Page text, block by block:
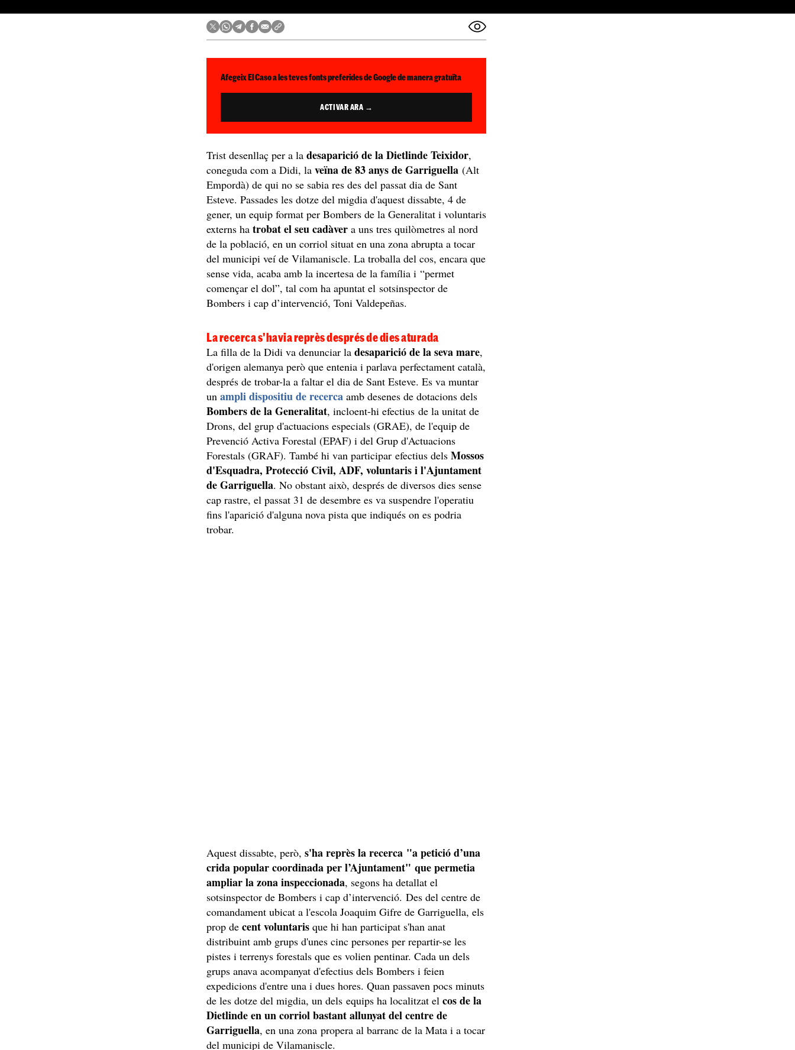
Afegeix El Caso a les teves fonts preferides de Google de manera gratuïta
ACTIVAR ARA →
Trist desenllaç per a ladesaparició de la Dietlinde Teixidor,
coneguda com a Didi, laveïna de 83 anys de Garriguella (Alt
Empordà) de qui no se sabia res des del passat dia de Sant
Esteve. Passades les dotze del migdia d'aquest dissabte, 4 de
gener, un equip format per Bombers de la Generalitat i voluntaris
externs hatrobat el seu cadàver a uns tres quilòmetres al nord
de la població, en un corriol situat en una zona abrupta a tocar
del municipi veí de Vilamaniscle. La troballa del cos, encara que
sense vida, acaba amb la incertesa de la família i “permet
començar el dol”, tal com ha apuntat el sotsinspector de
Bombers i cap d’intervenció, Toni Valdepeñas.
La recerca s'havia reprès després de dies aturada
La filla de la Didi va denunciar ladesaparició de la seva mare,
d'origen alemanya però que entenia i parlava perfectament català,
després de trobar-la a faltar el dia de Sant Esteve. Es va muntar
unampli dispositiu de recerca amb desenes de dotacions dels
Bombers de la Generalitat, incloent-hi efectius de la unitat de
Drons, del grup d'actuacions especials (GRAE), de l'equip de
Prevenció Activa Forestal (EPAF) i del Grup d'Actuacions
Forestals (GRAF). També hi van participar efectius delsMossos
d'Esquadra, Protecció Civil, ADF, voluntaris i l'Ajuntament
de Garriguella. No obstant això, després de diversos dies sense
cap rastre, el passat 31 de desembre es va suspendre l'operatiu
fins l'aparició d'alguna nova pista que indiqués on es podria
trobar.
Aquest dissabte, però,s'ha reprès la recerca "a petició d’una
crida popular coordinada per l’Ajuntament" que permetia
ampliar la zona inspeccionada, segons ha detallat el
sotsinspector de Bombers i cap d’intervenció. Des del centre de
comandament ubicat a l'escola Joaquim Gifre de Garriguella, els
prop decent voluntaris que hi han participat s'han anat
distribuint amb grups d'unes cinc persones per repartir-se les
pistes i terrenys forestals que es volien pentinar. Cada un dels
grups anava acompanyat d'efectius dels Bombers i feien
expedicions d'entre una i dues hores. Quan passaven pocs minuts
de les dotze del migdia, un dels equips ha localitzat elcos de la
Dietlinde en un corriol bastant allunyat del centre de
Garriguella, en una zona propera al barranc de la Mata i a tocar
del municipi de Vilamaniscle.